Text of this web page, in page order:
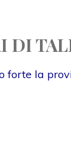
DI
forte la